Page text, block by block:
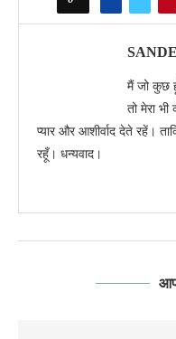
मैं जो कुछ
तो मेरा
प्यार और आशीर्वाद देते रहें।
रहूँ। धन्यवाद।